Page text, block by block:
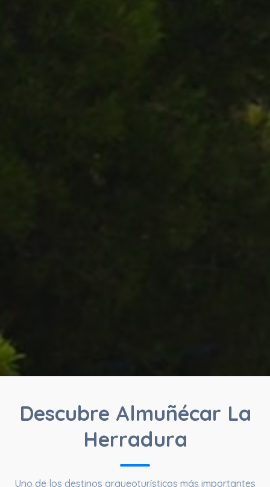
Descubre Almuñécar La
Herradura
Uno de los destinos arqueoturísticos más importantes